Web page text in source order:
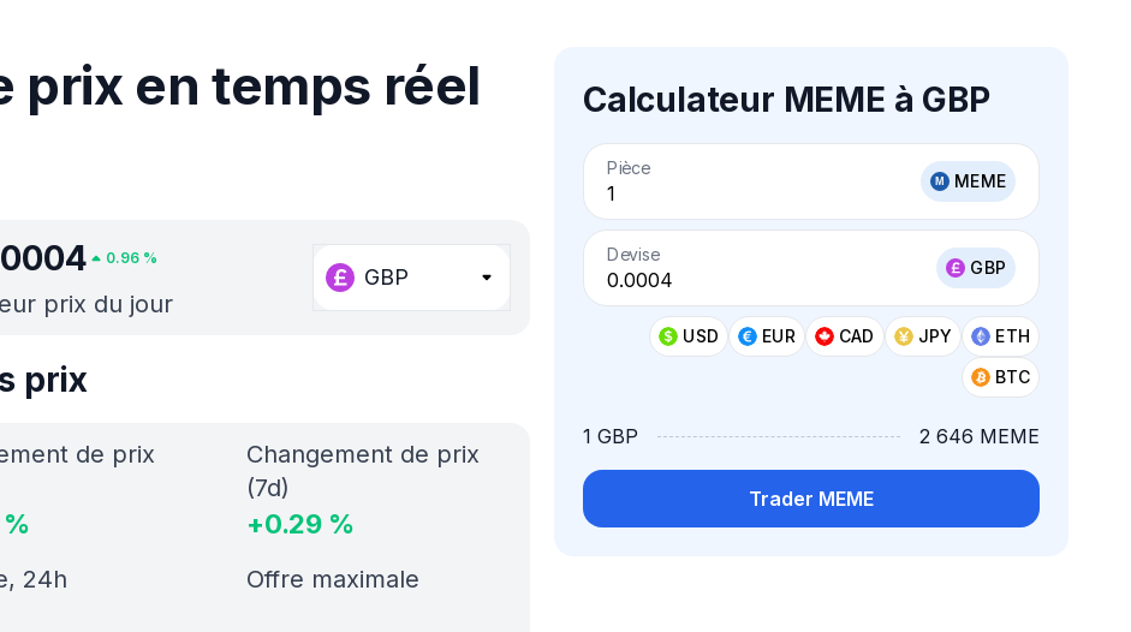
prix en temps réel
0.96 %
prix du jour
GBP
Calculateur MEME à GBP
Pièce
MEME
Devise
GBP
USD EUR CAD JPY
ETH
BTC
1 GBP 2 646 MEME
Trader MEME
prix
de prix
%
Changement de prix
(7d)
+0.29 %
24h Offre maximale